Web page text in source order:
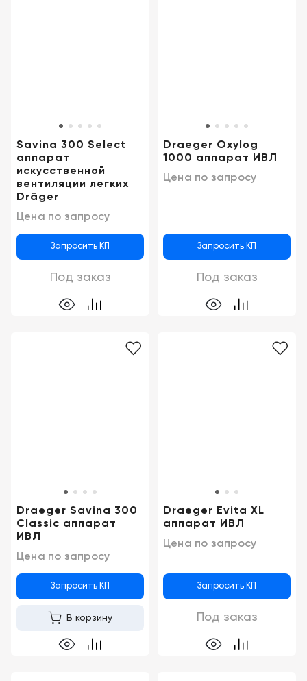
Savina 300 Select
аппарат
искусственной
вентиляции легких
Dräger
Цена по запросу
Запросить КП
Под заказ
Draeger Oxylog
1000 аппарат ИВЛ
Цена по запросу
Запросить КП
Под заказ
Draeger Savina 300
Classic аппарат
ИВЛ
Цена по запросу
Запросить КП
В корзину
Draeger Evita XL
аппарат ИВЛ
Цена по запросу
Запросить КП
Под заказ